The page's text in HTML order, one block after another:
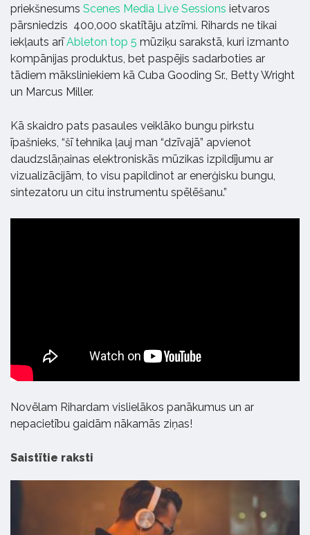
priekšnesums Scenes Media Live Sessions ietvaros
pārsniedzis 400,000 skatītāju atzīmi. Rihards ne tikai
iekļauts arīAbleton top 5 mūziķu sarakstā, kuri izmanto
kompānijas produktus, bet paspējis sadarboties ar
tādiem māksliniekiem kā Cuba Gooding Sr., Betty Wright
un Marcus Miller.
Kā skaidro pats pasaules veiklāko bungu pirkstu
īpašnieks, “šī tehnika ļauj man “dzīvajā” apvienot
daudzslāņainas elektroniskās mūzikas izpildījumu ar
vizualizācijām, to visu papildinot ar enerģisku bungu,
sintezatoru un citu instrumentu spēlēšanu.”
Novēlam Rihardam vislielākos panākumus un ar
nepacietību gaidām nākamās ziņas!
Saistītie raksti